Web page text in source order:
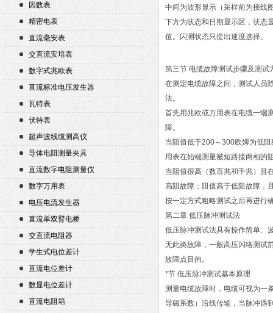
因数表
精密电表
直流毫安表
交直流安培表
数字式兆欧表
直流标准电压发生器
瓦特表
伏特表
超声波线缆测高仪
导体电阻测量夹具
直流数字电阻测量仪
数字万用表
电压电流发生器
直流单双臂电桥
交直流电阻器
学生式电位差计
直流电位差计
数显电位差计
直流电阻箱
中间为波形显示（采样前为接线
下方为状态和日期显示区，状态
值。闪测状态只提出速度选择。
第三节 电缆故障测试步骤及测试
在测定电缆故障之间，测试人员
法。
首先用兆欧或万用表在电缆一端
障。
当阻值低于200～300欧姆为低
用表在始端测量被短路接两相的
当阻值很高（数百兆和千兆）且
高阻故障：阻值高于低阻故障，
按一定方式粗略测试之后再进行
第二章 低压脉冲测试法
低压脉冲测试法具有操作简单、
无此类故障，一般高压闪络测试
故障点目的。
*节 低压脉冲测试基本原理
测量电缆故障时，电缆可视为一
导磁系数）沿线传输，当脉冲遇